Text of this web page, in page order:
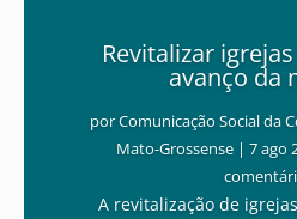
Revitalizar
avanço da
porComunicação Social da
Mato-Grossense| 7 ago
A revitalização de